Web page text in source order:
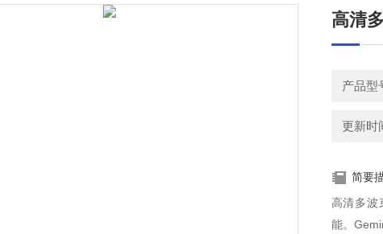
高清
产品型
更新时
简要
高清多波
能。